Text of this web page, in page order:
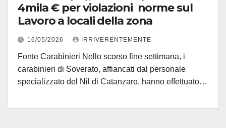
4mila € per violazioni norme sul
Lavoro a locali della zona
16/05/2026 IRRIVERENTEMENTE
Fonte Carabinieri Nello scorso fine settimana, i
carabinieri di Soverato, affiancati dal personale
specializzato del Nil di Catanzaro, hanno effettuato…